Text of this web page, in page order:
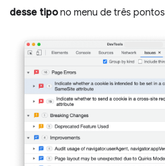
desse tipono menu de três pontos